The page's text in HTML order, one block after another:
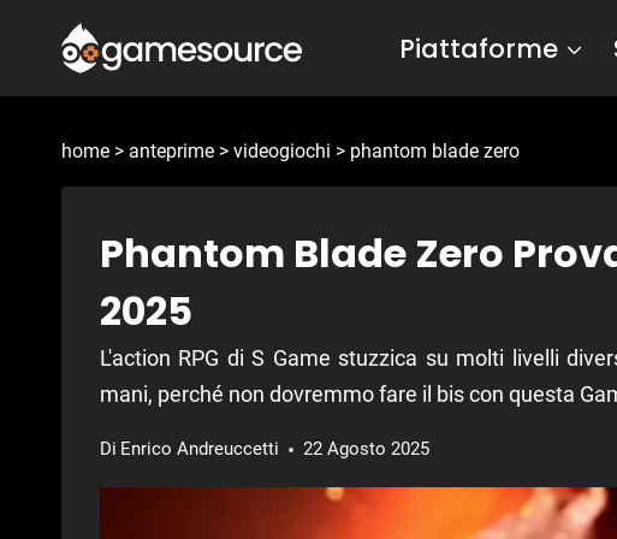
contenuto
Piattaforme
home > anteprime > videogiochi > phantom blade zero
Phantom Blade Zero
2025
L'action RPG di S Game stuzzica su molti livelli
mani, perché non dovremmo fare il bis con questa
Di Enrico Andreuccetti 22 Agosto 2025